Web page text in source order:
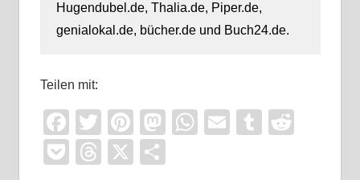
Hugendubel.de, Thalia.de, Piper.de,
genialokal.de, bücher.de und Buch24.de.
Teilen mit:
Facebook
TwitterPinterest
Mastodon
WhatsApp
EmailTumblr
PocketThreads
X